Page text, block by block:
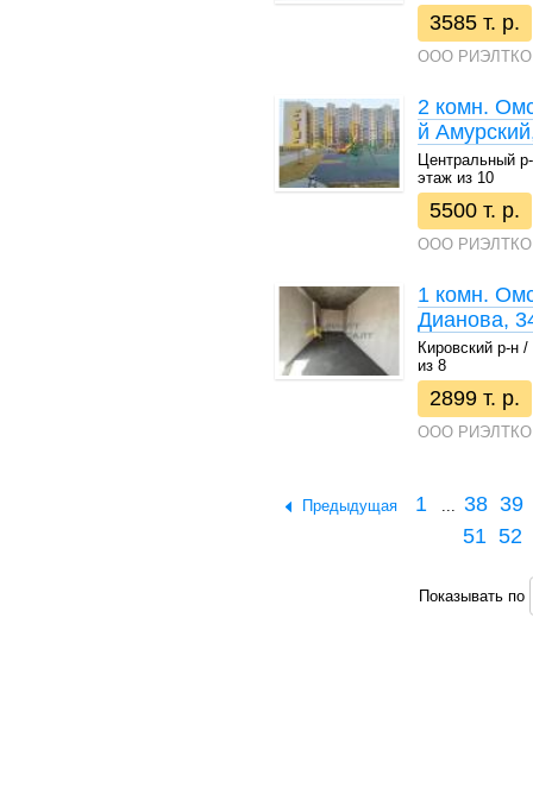
3585 т. р.
ООО
2 комн.
й
Центральный
этаж из 10
5500 т. р.
ООО
1 комн.
Дианова,
Кировский р-н
из 8
2899 т. р.
ООО
Предыдущая 1 ... 38 39
51 52
Показывать по